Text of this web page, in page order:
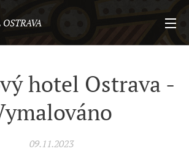
hotel Ostrava -
09.11.2023